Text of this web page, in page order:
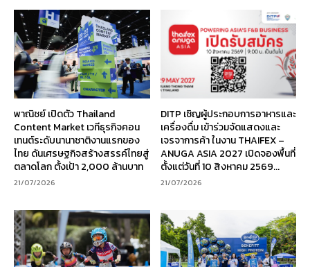
พาณิชย์ เปิดตัว Thailand
Content Market เวทีธุรกิจคอน
เทนต์ระดับนานาชาติงานแรกของ
ไทย ดันเศรษฐกิจสร้างสรรค์ไทยสู่
ตลาดโลก ตั้งเป้า 2,000 ล้านบาท
21/07/2026
DITP เชิญผู้ประกอบการอาหารและ
เครื่องดื่ม เข้าร่วมจัดแสดงและ
เจรจาการค้า ในงาน THAIFEX –
ANUGA ASIA 2027 เปิดจองพื้นที่
ตั้งแต่วันที่ 10 สิงหาคม 2569...
21/07/2026